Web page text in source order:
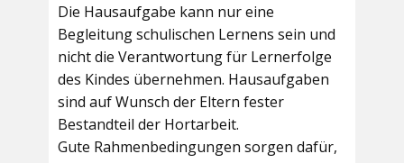
Die Hausaufgabe kann nur eine
Begleitung schulischen Lernens sein und
nicht die Verantwortung für Lernerfolge
des Kindes übernehmen. Hausaufgaben
sind auf Wunsch der Eltern fester
Bestandteil der Hortarbeit.
Gute Rahmenbedingungen sorgen dafür,